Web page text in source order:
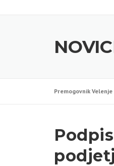
Premogovnik Velenje